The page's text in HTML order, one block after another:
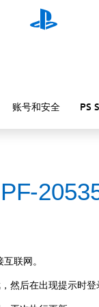
账号和安全 PS
联网。
然后在出现提示时登